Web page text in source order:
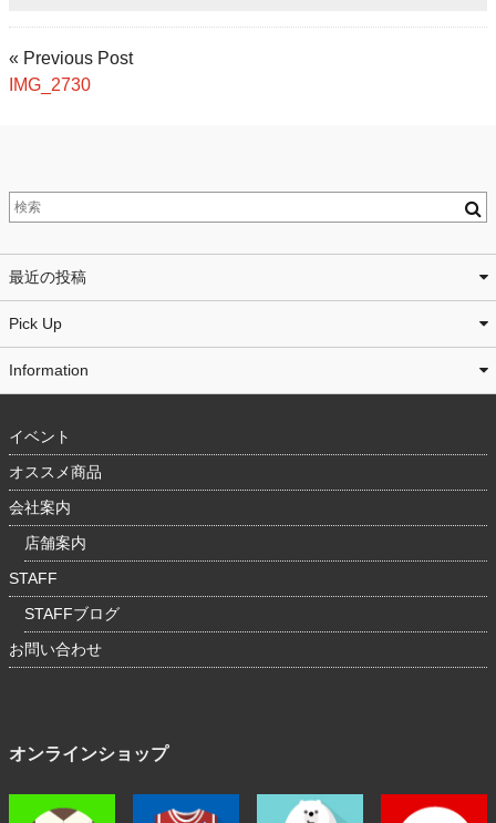
« Previous Post
IMG_2730
最近の投稿
Pick Up
Information
イベント
オススメ商品
会社案内
店舗案内
STAFF
STAFFブログ
お問い合わせ
オンラインショップ